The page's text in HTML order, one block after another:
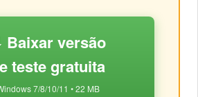
Baixar versão
teste gratuita
7/8/10/11 • 22 MB